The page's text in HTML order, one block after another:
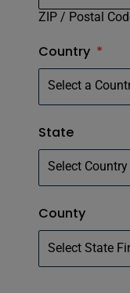
ZIP / Postal
Country *
State
County